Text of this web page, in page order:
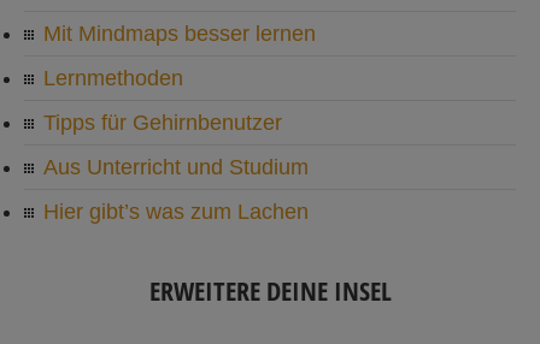
Mit Mindmaps besser lernen
Lernmethoden
Tipps für Gehirnbenutzer
Aus Unterricht und Studium
Hier gibt’s was zum Lachen
ERWEITERE DEINE INSEL